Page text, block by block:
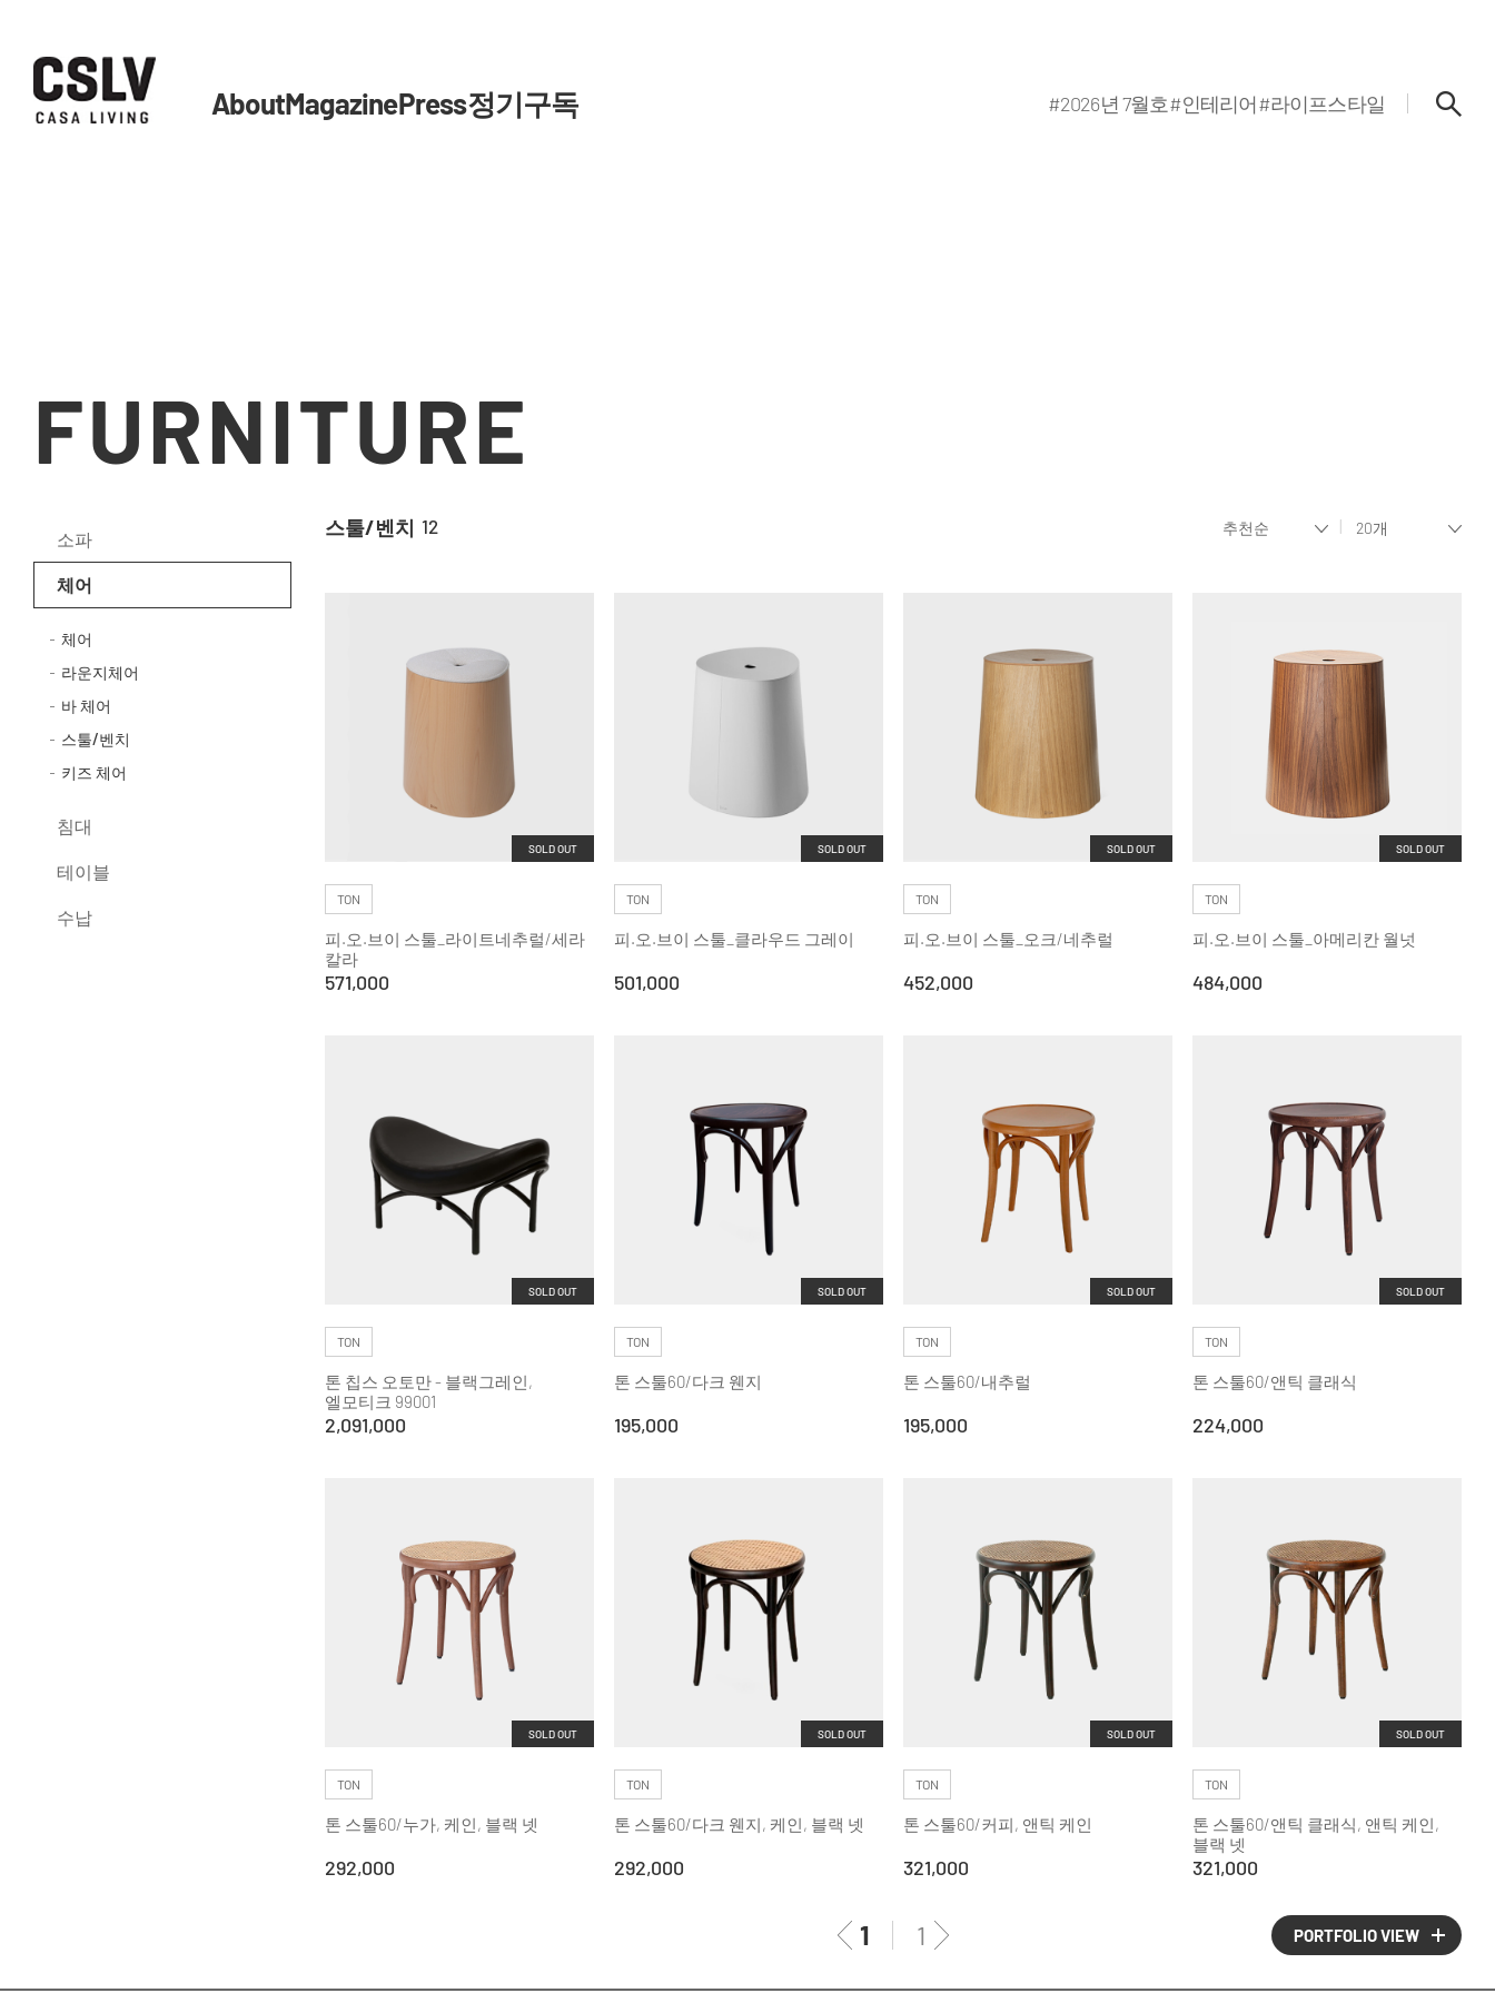
AboutMagazinePress정기구독 #2026년 7월호#인테리어#라이프스타일
FURNITURE
소파
체어
체어
라운지체어
바 체어
스툴/벤치
키즈 체어
침대
테이블
수납
스툴/벤치 12
SOLD OUT
TON
피.오.브이 스툴_라이트네추럴/세라
칼라
571,000
SOLD OUT
TON
피.오.브이 스툴_클라우드 그레이
501,000
SOLD OUT
TON
피.오.브이 스툴_오크/네추럴
452,000
SOLD OUT
TON
피.오.브이 스툴_아메리칸 월넛
484,000
SOLD OUT
TON
톤 칩스 오토만 - 블랙그레인,
엘모티크 99001
2,091,000
SOLD OUT
TON
톤 스툴60/다크 웬지
195,000
SOLD OUT
TON
톤 스툴60/내추럴
195,000
SOLD OUT
TON
톤 스툴60/앤틱 클래식
224,000
SOLD OUT
TON
톤 스툴60/누가, 케인, 블랙 넷
292,000
SOLD OUT
TON
톤 스툴60/다크 웬지, 케인, 블랙 넷
292,000
SOLD OUT
TON
톤 스툴60/커피, 앤틱 케인
321,000
SOLD OUT
TON
톤 스툴60/앤틱 클래식, 앤틱 케인,
블랙 넷
321,000
1 1 PORTFOLIO VIEW